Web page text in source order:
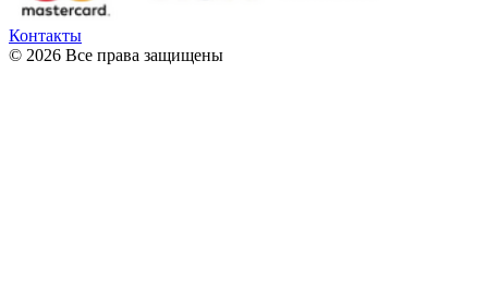
Контакты
© 2026 Все права защищены